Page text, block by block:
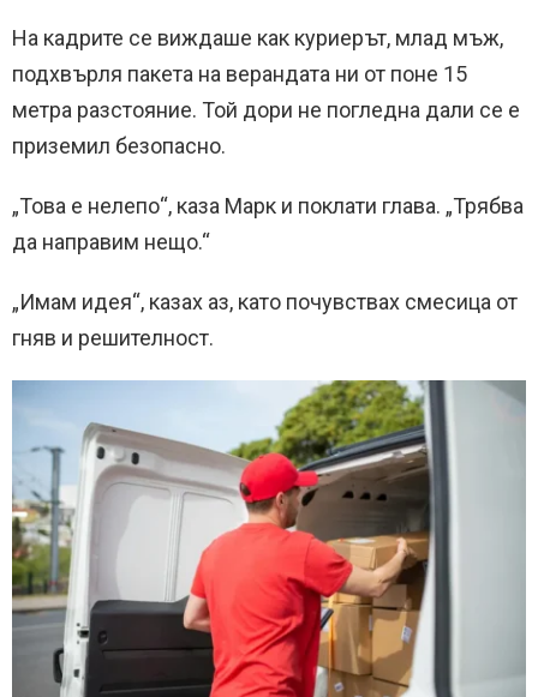
На кадрите се виждаше как куриерът, млад мъж,
подхвърля пакета на верандата ни от поне 15
метра разстояние. Той дори не погледна дали се е
приземил безопасно.
„Това е нелепо“, каза Марк и поклати глава. „Трябва
да направим нещо.“
„Имам идея“, казах аз, като почувствах смесица от
гняв и решителност.